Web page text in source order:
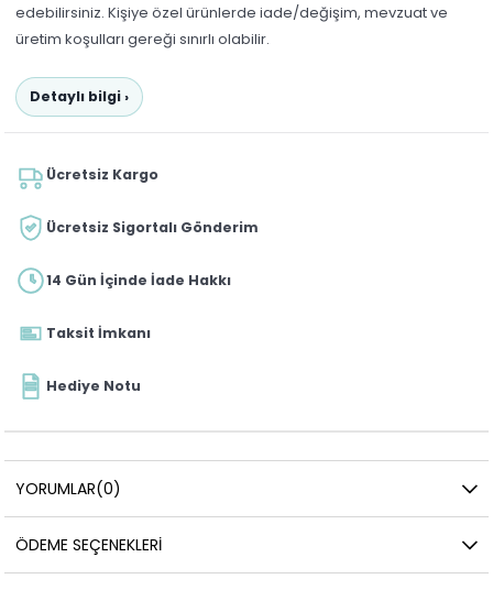
edebilirsiniz. Kişiye özel ürünlerde iade/değişim, mevzuat ve
üretim koşulları gereği sınırlı olabilir.
Detaylı bilgi ›
Ücretsiz Kargo
Ücretsiz Sigortalı Gönderim
14 Gün İçinde İade Hakkı
Taksit İmkanı
Hediye Notu
YORUMLAR(0)
ÖDEME SEÇENEKLERI